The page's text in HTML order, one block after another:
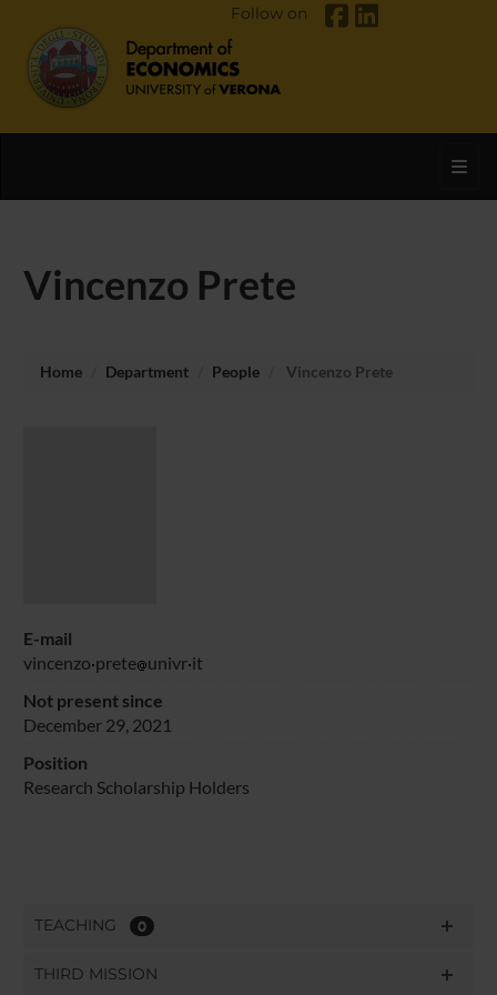
Follow on
Vincenzo Prete
Home Department People Vincenzo Prete
E-mail
vincenzo prete univr it
Not present since
December 29, 2021
Position
Research Scholarship Holders
TEACHING 0
THIRD MISSION